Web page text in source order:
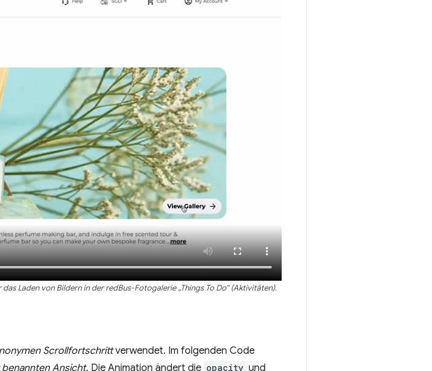
Laden von Bildern in der redBus-Fotogalerie „Things To Do“ (Aktivitäten).
Scrollfortschrittverwendet. Im folgenden Code
Ansicht. Die Animation ändert die opacity und